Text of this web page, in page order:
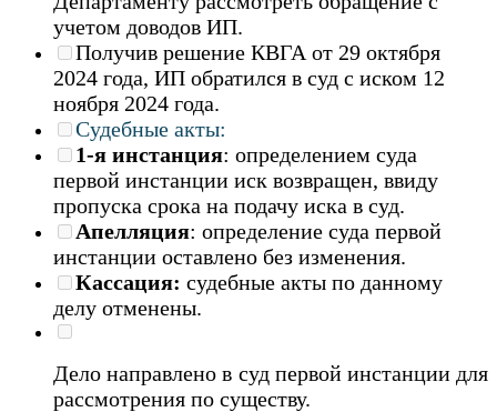
учетом доводов ИП.
Получив решение КВГА от 29 октября
2024 года, ИП обратился в суд с иском 12
ноября 2024 года.
Судебные акты:
1-я инстанция: определением суда
первой инстанции иск возвращен, ввиду
пропуска срока на подачу иска в суд.
Апелляция: определение суда первой
инстанции оставлено без изменения.
Кассация: судебные акты по данному
делу отменены.
Дело направлено в суд первой инстанции для
рассмотрения по существу.